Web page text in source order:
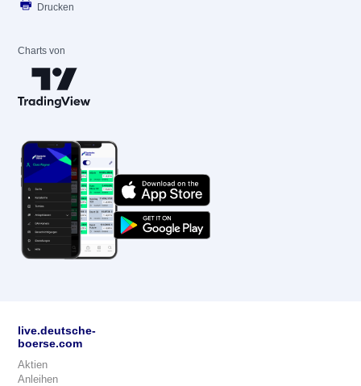
Drucken
Charts von
live.deutsche-
boerse.com
Aktien
Anleihen